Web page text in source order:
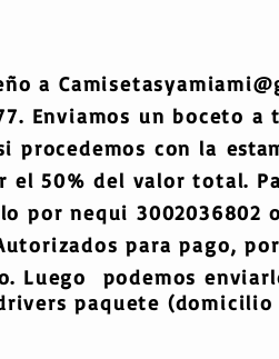
a
Enviamos un boceto
procedemos con la
el 50% del valor total.
por nequi 3002036802
para pago,
Luego podemos
paquete (domicilio